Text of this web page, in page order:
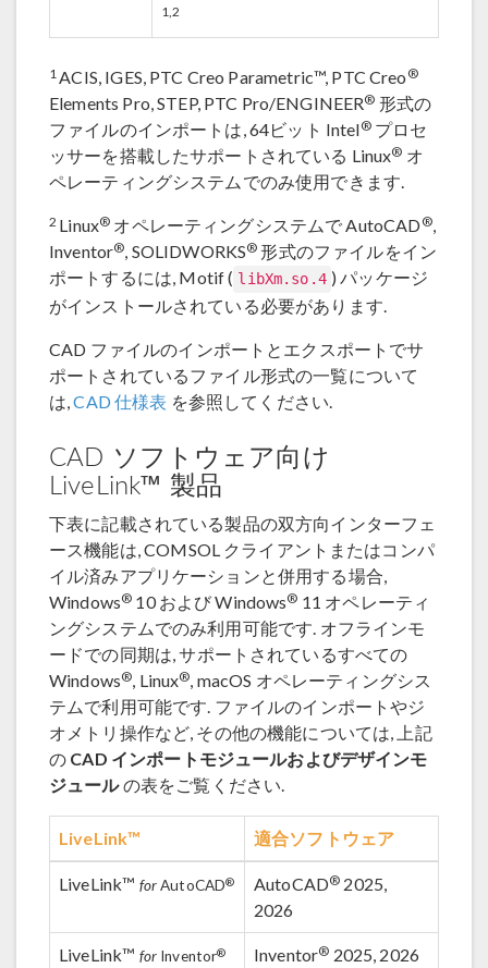
1,2
1ACIS, IGES, PTC Creo Parametric™, PTC Creo ®
Elements Pro, STEP, PTC Pro/ENGINEER® 形式の
ファイルのインポートは, 64ビット Intel®プロセ
ッサーを搭載したサポートされている Linux® オ
ペレーティングシステムでのみ使用できます.
2 Linux® オペレーティングシステムで AutoCAD®,
Inventor®, SOLIDWORKS® 形式のファイルをイン
ポートするには, Motif ( libXm.so.4 ) パッケージ
がインストールされている必要があります.
CAD ファイルのインポートとエクスポートでサ
ポートされているファイル形式の一覧について
は,CAD 仕様表 を参照してください.
CAD ソフトウェア向け
LiveLink™ 製品
下表に記載されている製品の双方向インターフェ
ース機能は, COMSOL クライアントまたはコンパ
イル済みアプリケーションと併用する場合,
Windows® 10 および Windows® 11 オペレーティ
ングシステムでのみ利用可能です. オフラインモ
ードでの同期は, サポートされているすべての
Windows®, Linux®, macOS オペレーティングシス
テムで利用可能です. ファイルのインポートやジ
オメトリ操作など, その他の機能については, 上記
の CAD インポートモジュールおよびデザインモ
ジュールの表をご覧ください.
LiveLink™ 適合ソフトウェア
LiveLink™ forAutoCAD® AutoCAD® 2025,
2026
LiveLink™ forInventor® Inventor® 2025, 2026